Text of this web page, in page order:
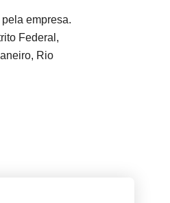
empresa.
Federal,
Rio